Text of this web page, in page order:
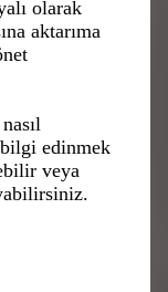
2024-25
GARAC
üretildi),
Gri renkli Üstü
"Factory" 1961
model),
olarak
aktarıma
edinmek
veya